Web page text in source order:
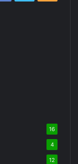
16
4
12